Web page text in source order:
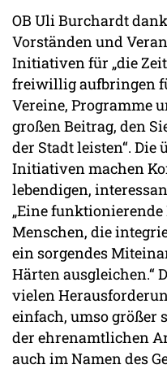
OB Uli Burchardt
Vorständen und
Initiativen für „die
freiwillig aufbringen
Vereine, Programme
großen Beitrag, den
der Stadt leisten“. Die
Initiativen machen
lebendigen,
„Eine
Menschen, die
ein sorgendes
Härten ausgleichen.“
vielen
einfach, umso größer
der ehrenamtlichen
auch im Namen des